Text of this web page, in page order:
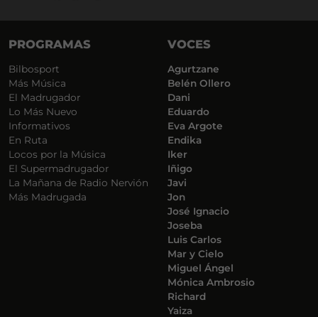
PROGRAMAS
Bilbosport
Más Música
El Madrugador
Lo Más Nuevo
Informativos
En Ruta
Locos por la Música
El Supermadrugador
La Mañana de Radio Nervión
Más Madrugada
VOCES
Agurtzane
Belén Ollero
Dani
Eduardo
Eva Argote
Endika
Iker
Iñigo
Javi
Jon
José Ignacio
Joseba
Luis Carlos
Mar y Cielo
Miguel Ángel
Mónica Ambrosio
Richard
Yaiza